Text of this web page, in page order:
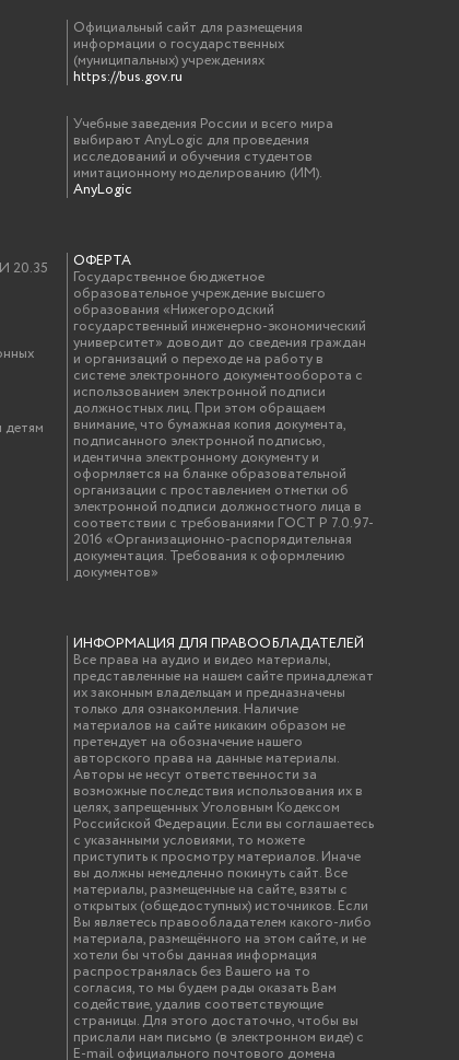
20.35
детям
Официальный сайт для размещения
информации о государственных
(муниципальных) учреждениях
https://bus.gov.ru
Учебные заведения России и всего мира
выбирают AnyLogic для проведения
исследований и обучения студентов
имитационному моделированию (ИМ).
AnyLogic
ОФЕРТА
Государственное бюджетное
образовательное учреждение высшего
образования «Нижегородский
государственный инженерно-экономический
университет» доводит до сведения граждан
и организаций о переходе на работу в
системе электронного документооборота с
использованием электронной подписи
должностных лиц. При этом обращаем
внимание, что бумажная копия документа,
подписанного электронной подписью,
идентична электронному документу и
оформляется на бланке образовательной
организации с проставлением отметки об
электронной подписи должностного лица в
соответствии с требованиями ГОСТ Р 7.0.97-
2016 «Организационно-распорядительная
документация. Требования к оформлению
документов»
ИНФОРМАЦИЯ ДЛЯ ПРАВООБЛАДАТЕЛЕЙ
Все права на аудио и видео материалы,
представленные на нашем сайте принадлежат
их законным владельцам и предназначены
только для ознакомления. Наличие
материалов на сайте никаким образом не
претендует на обозначение нашего
авторского права на данные материалы.
Авторы не несут ответственности за
возможные последствия использования их в
целях, запрещенных Уголовным Кодексом
Российской Федерации. Если вы соглашаетесь
с указанными условиями, то можете
приступить к просмотру материалов. Иначе
вы должны немедленно покинуть сайт. Все
материалы, размещенные на сайте, взяты с
открытых (общедоступных) источников. Если
Вы являетесь правообладателем какого-либо
материала, размещённого на этом сайте, и не
хотели бы чтобы данная информация
распространялась без Вашего на то
согласия, то мы будем рады оказать Вам
содействие, удалив соответствующие
страницы. Для этого достаточно, чтобы вы
прислали нам письмо (в электронном виде) с
E-mail официального почтового домена